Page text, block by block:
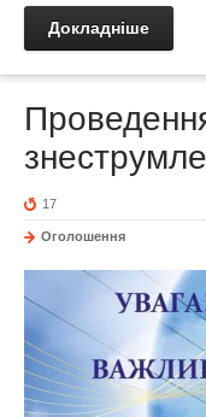
Докладніше
17
Оголошення